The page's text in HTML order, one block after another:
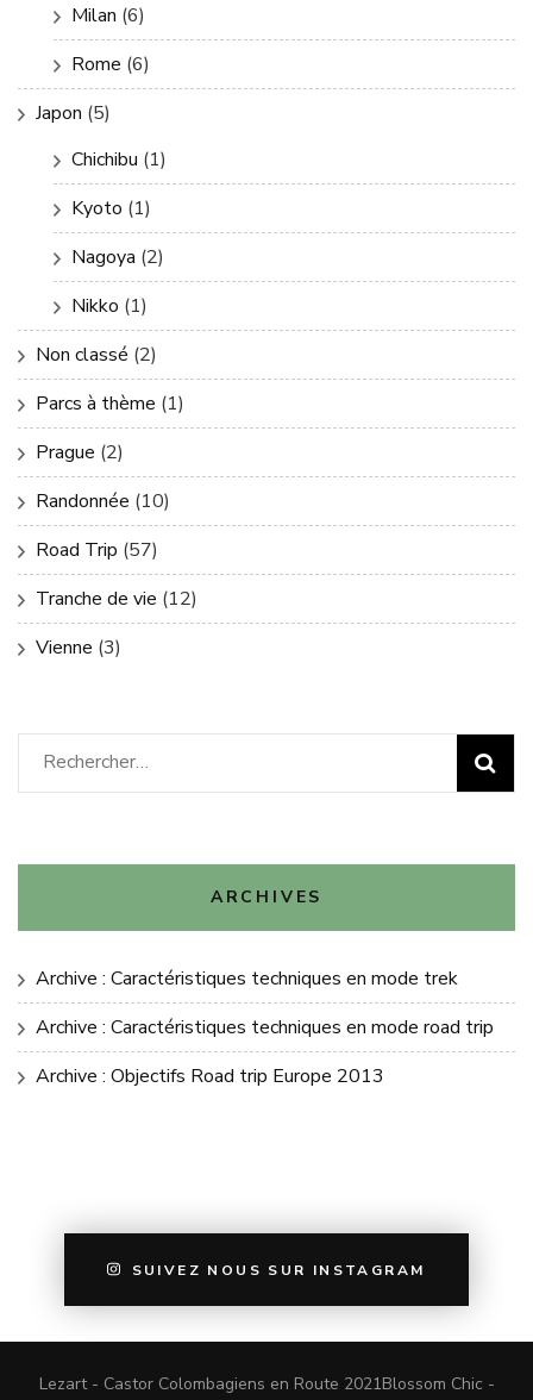
Milan (6)
Rome (6)
Japon (5)
Chichibu (1)
Kyoto (1)
Nagoya (2)
Nikko (1)
Non classé (2)
Parcs à thème (1)
Prague (2)
Randonnée (10)
Road Trip (57)
Tranche de vie (12)
Vienne (3)
Rechercher :
ARCHIVES
Archive : Caractéristiques techniques en mode trek
Archive : Caractéristiques techniques en mode road trip
Archive : Objectifs Road trip Europe 2013
SUIVEZ NOUS SUR INSTAGRAM
Lezart - Castor Colombagiens en Route 2021Blossom Chic -